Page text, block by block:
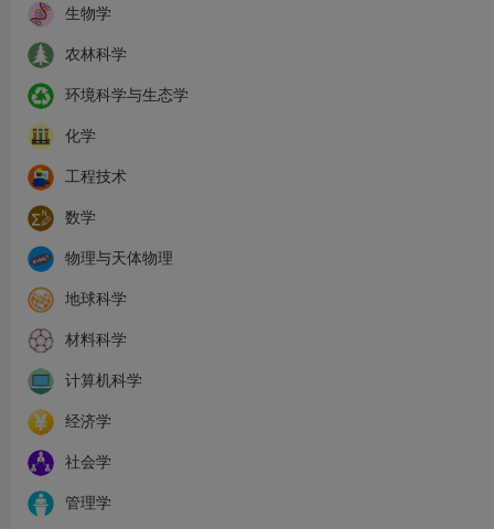
生物学
农林科学
环境科学与生态学
化学
工程技术
数学
物理与天体物理
地球科学
材料科学
计算机科学
经济学
社会学
管理学